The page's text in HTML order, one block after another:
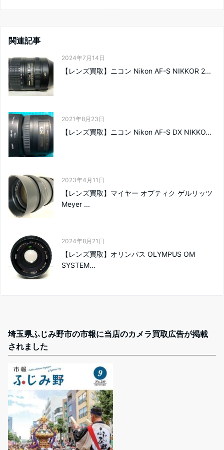
関連記事
2024年7月14日
【レンズ買取】ニコン Nikon AF-S NIKKOR 2...
2021年8月23日
【レンズ買取】ニコン Nikon AF-S DX NIKKO...
2023年4月11日
【レンズ買取】マイヤー オプティク ゲルリッツ
Meyer ...
2024年8月21日
【レンズ買取】オリンパス OLYMPUS OM
SYSTEM...
埼玉県ふじみ野市の市報に当店のカメラ買取広告が掲載
されました